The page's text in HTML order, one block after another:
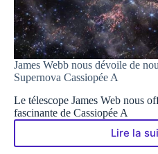
James Webb nous dévoile de
Supernova Cassiopée A
Le télescope James Web nous
fascinante de Cassiopée A
Lire la